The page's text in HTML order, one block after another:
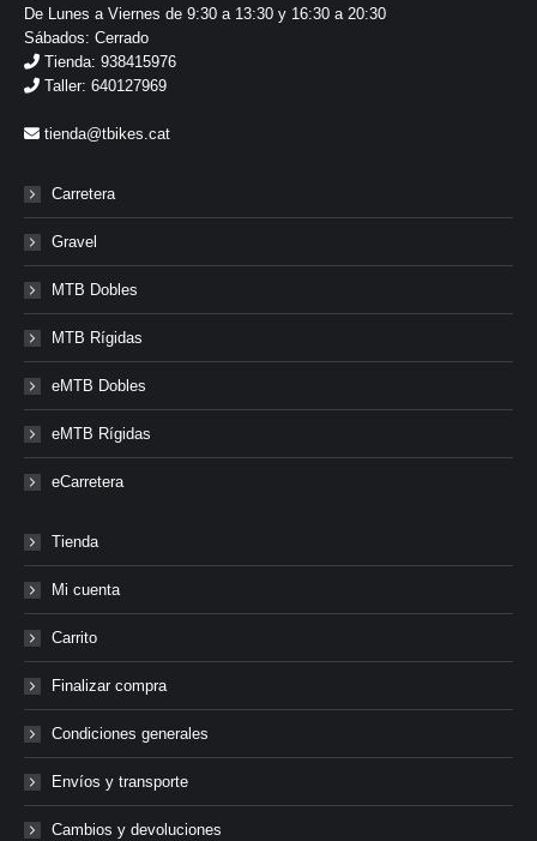
De Lunes a Viernes de 9:30 a 13:30 y 16:30 a 20:30
Sábados: Cerrado
Tienda: 938415976
Taller: 640127969
tienda@tbikes.cat
Carretera
Gravel
MTB Dobles
MTB Rígidas
eMTB Dobles
eMTB Rígidas
eCarretera
Tienda
Mi cuenta
Carrito
Finalizar compra
Condiciones generales
Envíos y transporte
Cambios y devoluciones